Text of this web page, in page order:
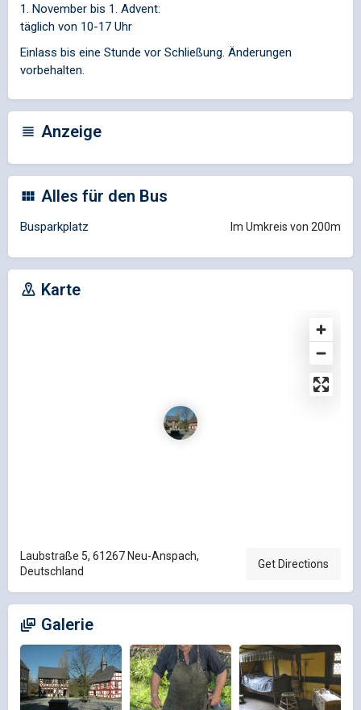
1. November bis 1. Advent:
täglich von 10-17 Uhr
Einlass bis eine Stunde vor Schließung. Änderungen
vorbehalten.
Anzeige
Alles für den Bus
Busparkplatz Im Umkreis von 200m
Karte
Laubstraße 5, 61267 Neu-Anspach,
Deutschland
Get Directions
Galerie